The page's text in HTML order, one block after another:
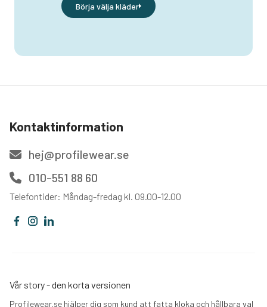
Börja välja kläder
Kontaktinformation
hej@profilewear.se
010-551 88 60
Telefontider: Måndag-fredag kl. 09.00-12.00
Vår story - den korta versionen
Profilewear.se hjälper dig som kund att fatta kloka och hållbara val